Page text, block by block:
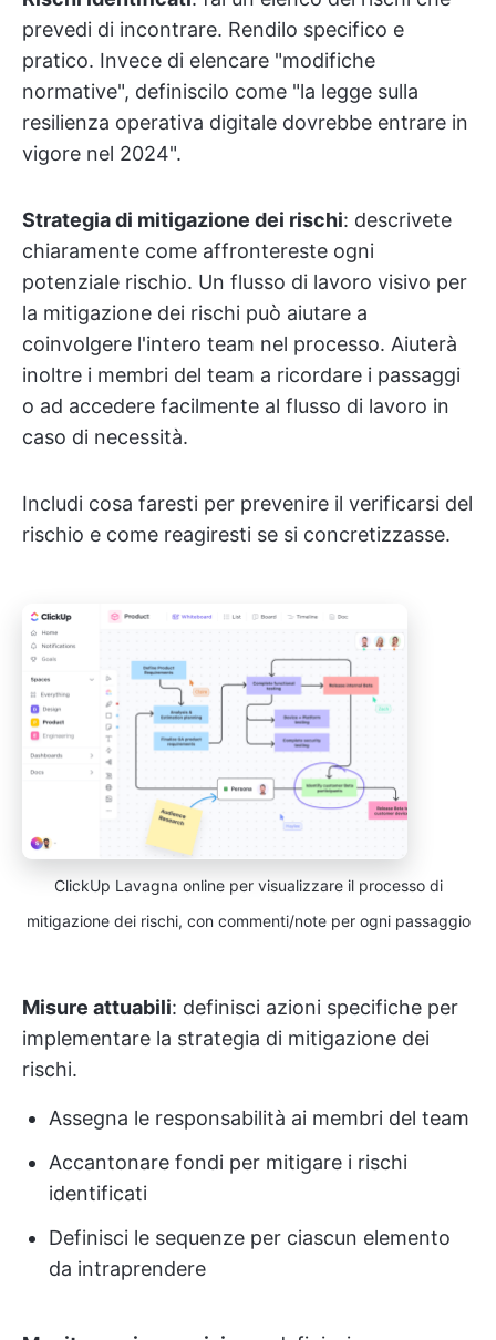
prevedi di incontrare. Rendilo specifico e
pratico. Invece di elencare "modifiche
normative", definiscilo come "la legge sulla
resilienza operativa digitale dovrebbe entrare in
vigore nel 2024".
Strategia di mitigazione dei rischi: descrivete
chiaramente come affrontereste ogni
potenziale rischio. Un flusso di lavoro visivo per
la mitigazione dei rischi può aiutare a
coinvolgere l'intero team nel processo. Aiuterà
inoltre i membri del team a ricordare i passaggi
o ad accedere facilmente al flusso di lavoro in
caso di necessità.
Includi cosa faresti per prevenire il verificarsi del
rischio e come reagiresti se si concretizzasse.
ClickUp Lavagna online per visualizzare il processo di
mitigazione dei rischi, con commenti/note per ogni passaggio
Misure attuabili: definisci azioni specifiche per
implementare la strategia di mitigazione dei
rischi.
Assegna le responsabilità ai membri del team
Accantonare fondi per mitigare i rischi
identificati
Definisci le sequenze per ciascun elemento
da intraprendere